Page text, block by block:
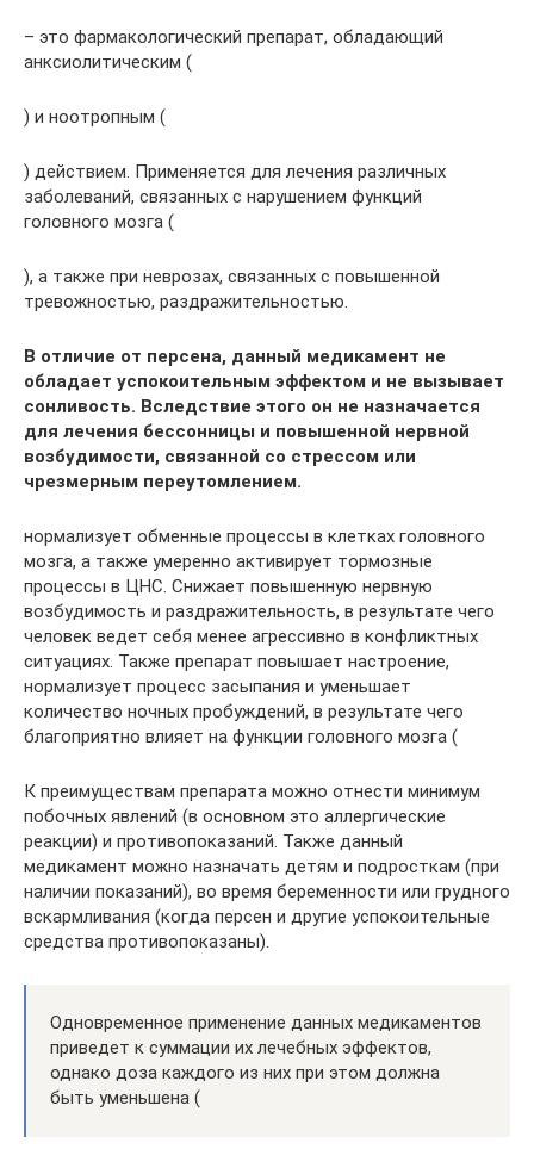
– это фармакологический препарат, обладающий
анксиолитическим (
) и ноотропным (
) действием. Применяется для лечения различных
заболеваний, связанных с нарушением функций
головного мозга (
), а также при неврозах, связанных с повышенной
тревожностью, раздражительностью.
В отличие от персена, данный медикамент не
обладает успокоительным эффектом и не вызывает
сонливость. Вследствие этого он не назначается
для лечения бессонницы и повышенной нервной
возбудимости, связанной со стрессом или
чрезмерным переутомлением.
нормализует обменные процессы в клетках головного
мозга, а также умеренно активирует тормозные
процессы в ЦНС. Снижает повышенную нервную
возбудимость и раздражительность, в результате чего
человек ведет себя менее агрессивно в конфликтных
ситуациях. Также препарат повышает настроение,
нормализует процесс засыпания и уменьшает
количество ночных пробуждений, в результате чего
благоприятно влияет на функции головного мозга (
К преимуществам препарата можно отнести минимум
побочных явлений (в основном это аллергические
реакции) и противопоказаний. Также данный
медикамент можно назначать детям и подросткам (при
наличии показаний), во время беременности или грудного
вскармливания (когда персен и другие успокоительные
средства противопоказаны).
Одновременное применение данных медикаментов
приведет к суммации их лечебных эффектов,
однако доза каждого из них при этом должна
быть уменьшена (